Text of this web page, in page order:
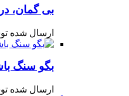
بى گمان،
ارسال شده
بگو سنگ
ارسال شده